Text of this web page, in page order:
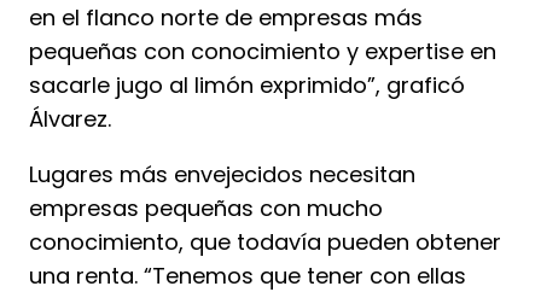
en el flanco norte de empresas más
pequeñas con conocimiento y expertise en
sacarle jugo al limón exprimido”, graficó
Álvarez.
Lugares más envejecidos necesitan
empresas pequeñas con mucho
conocimiento, que todavía pueden obtener
una renta. “Tenemos que tener con ellas